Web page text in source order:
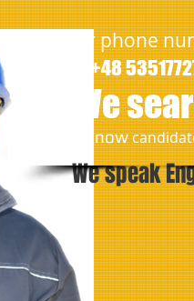
We speak
Our phone
+48
We
​now